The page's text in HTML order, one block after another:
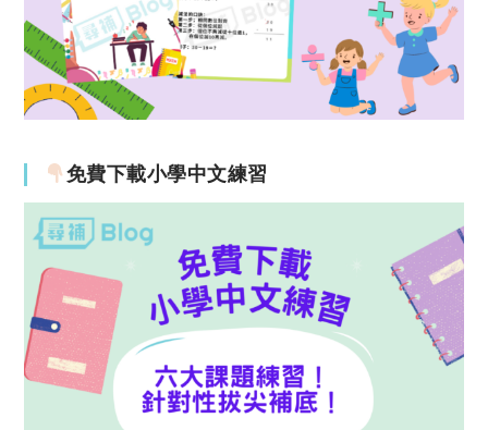
免費下載小學中文練習